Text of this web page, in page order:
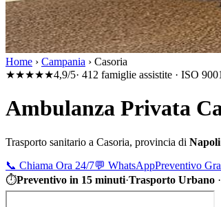
Home › Campania › Casoria
★★★★★4,9/5· 412 famiglie assistite · ISO
Ambulanza Privata
Trasporto sanitario a Casoria, provincia di Napoli
📞 Chiama Ora 24/7💬 WhatsAppPreventivo
⏱Preventivo in 15 minuti·Trasporto Urbano ·